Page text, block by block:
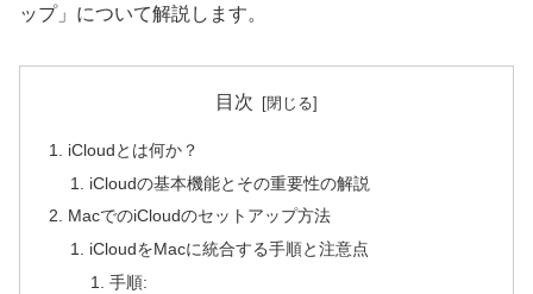
ップ」について解説します。
目次
iCloudとは何か？
iCloudの基本機能とその重要性の解説
MacでのiCloudのセットアップ方法
iCloudをMacに統合する手順と注意点
手順: